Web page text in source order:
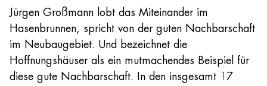
Jürgen Großmann lobt das Miteinander im
Hasenbrunnen, spricht von der guten Nachbarschaft
im Neubaugebiet. Und bezeichnet die
Hoffnungshäuser als ein mutmachendes Beispiel für
diese gute Nachbarschaft. In den insgesamt 17